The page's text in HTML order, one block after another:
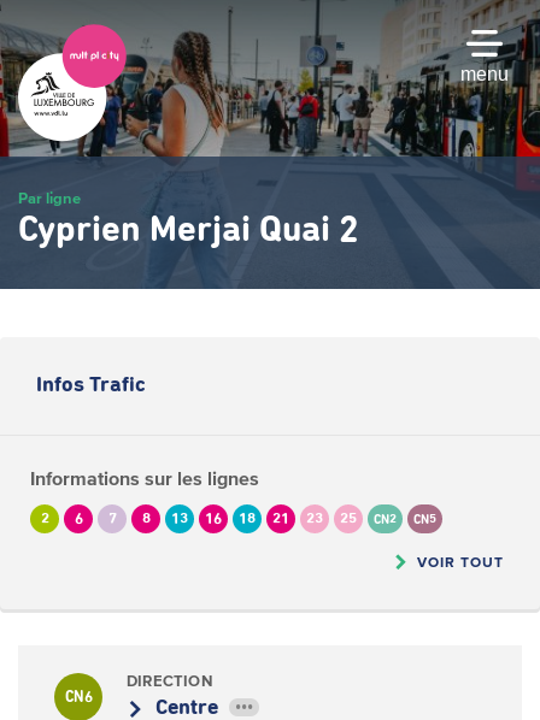
Passer
au
contenu
principal
menu
Par ligne
Cyprien Merjai Quai 2
Infos Trafic
Informations sur les lignes
2 6 7 8 13 16 18 21 23 25 CN2 CN5
VOIR TOUT
CN6
DIRECTION
Centre •••